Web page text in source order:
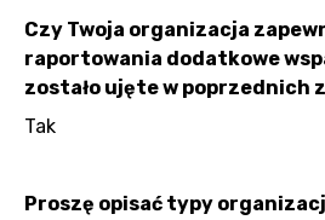
Czy Twoja organizacja
raportowania dodatkowe
zostało ujęte w poprzednich
Tak
Proszę opisać typy